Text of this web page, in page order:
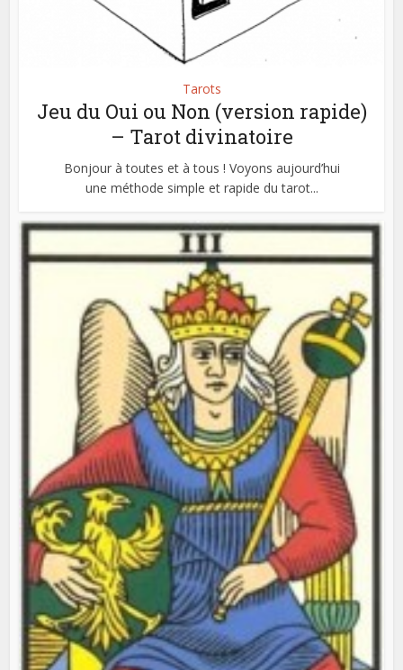
Tarots
Jeu du Oui ou Non (version rapide)
– Tarot divinatoire
Bonjour à toutes et à tous ! Voyons aujourd’hui
une méthode simple et rapide du tarot...